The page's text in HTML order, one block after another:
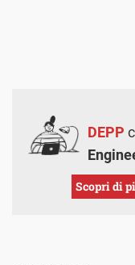
DEPP
Scopri di